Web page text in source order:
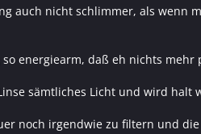
auch nicht schlimmer, als wenn
energiearm, daß eh nichts mehr
sämtliches Licht und wird halt
noch irgendwie zu filtern und